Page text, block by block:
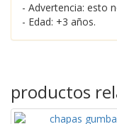
- Advertencia: esto
- Edad: +3 años.
productos